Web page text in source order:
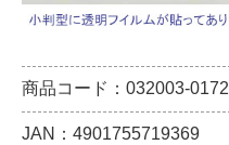
商品コード：032003-0172
JAN：4901755719369